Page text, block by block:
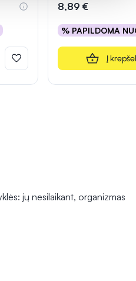
8,89 €
% PAPILDOMA
Į